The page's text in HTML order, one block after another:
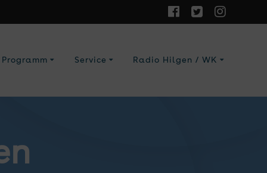
Programm Service Radio Hilgen / WK